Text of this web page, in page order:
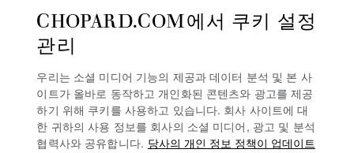
뉴스레터 구독
CHOPARD.COM에서 쿠키 설정
관리
우리는 소셜 미디어 기능의 제공과 데이터 분석 및 본 사
이트가 올바로 동작하고 개인화된 콘텐츠와 광고를 제공
하기 위해 쿠키를 사용하고 있습니다. 회사 사이트에 대
한 귀하의 사용 정보를 회사의 소셜 미디어, 광고 및 분석
협력사와 공유합니다. 당사의 개인 정보 정책이 업데이트